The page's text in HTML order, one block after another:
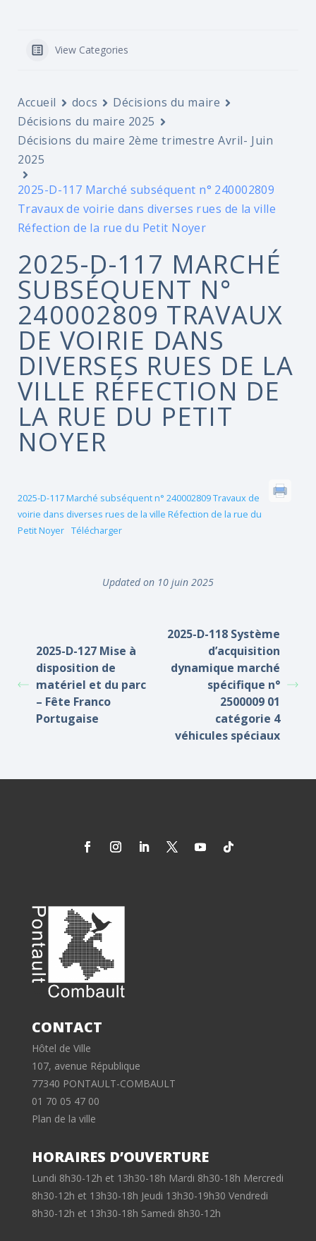
View Categories
Accueil docs
Décisions du maire
Décisions du maire 2025
Décisions du maire 2ème trimestre Avril- Juin
2025
2025-D-117 Marché subséquent n° 240002809
Travaux de voirie dans diverses rues de la ville
Réfection de la rue du Petit Noyer
2025-D-117 MARCHÉ
SUBSÉQUENT N°
240002809 TRAVAUX
DE VOIRIE DANS
DIVERSES RUES DE LA
VILLE RÉFECTION DE
LA RUE DU PETIT
NOYER
2025-D-117 Marché subséquent n° 240002809 Travaux de
voirie dans diverses rues de la ville Réfection de la rue du
Petit Noyer Télécharger
Updated on 10 juin 2025
2025-D-127 Mise à
disposition de
matériel et du parc
– Fête Franco
Portugaise
2025-D-118 Système
d’acquisition
dynamique marché
spécifique n°
2500009 01
catégorie 4
véhicules spéciaux
CONTACT
Hôtel de Ville
107, avenue République
77340 PONTAULT-COMBAULT
01 70 05 47 00
Plan de la ville
HORAIRES D’OUVERTURE
Lundi 8h30-12h et 13h30-18h Mardi 8h30-18h Mercredi
8h30-12h et 13h30-18h Jeudi 13h30-19h30 Vendredi
8h30-12h et 13h30-18h Samedi 8h30-12h